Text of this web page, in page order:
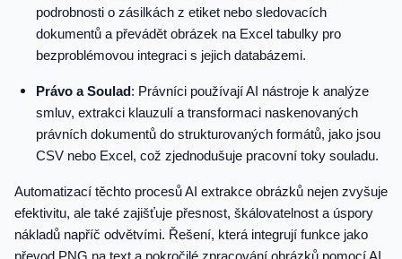
podrobnosti o zásilkách z etiket nebo sledovacích
dokumentů a převádět obrázek na Excel tabulky pro
bezproblémovou integraci s jejich databázemi.
Právo a Soulad: Právníci používají AI nástroje k analýze
smluv, extrakci klauzulí a transformaci naskenovaných
právních dokumentů do strukturovaných formátů, jako jsou
CSV nebo Excel, což zjednodušuje pracovní toky souladu.
Automatizací těchto procesů AI extrakce obrázků nejen zvyšuje
efektivitu, ale také zajišťuje přesnost, škálovatelnost a úspory
nákladů napříč odvětvími. Řešení, která integrují funkce jako
převod PNG na text a pokročilé zpracování obrázků pomocí AI,